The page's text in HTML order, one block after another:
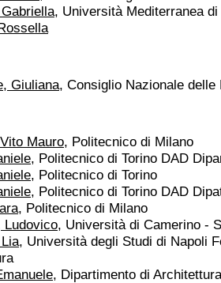
, Università Mediterranea
Giuliana, Consiglio Nazionale delle
Mauro, Politecnico di Milano
, Politecnico di Torino DAD
, Politecnico di Torino
, Politecnico di Torino DAD
, Politecnico di Milano
Ludovico, Università di Camerino -
, Università degli Studi di Napoli
, Dipartimento di